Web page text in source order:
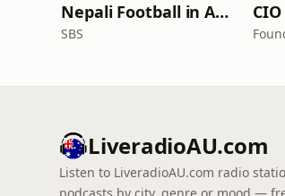
Nepali Football in Australia - अस्ट्रेलियामा नेपाली भकुन्डो
SBS
LiveradioAU.com
Listen to LiveradioAU.com radio